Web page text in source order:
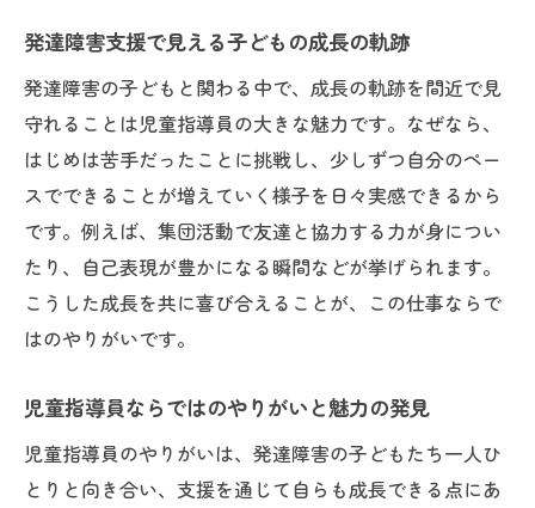
発達障害支援で見える子どもの成長の軌跡
発達障害の子どもと関わる中で、成長の軌跡を間近で見
守れることは児童指導員の大きな魅力です。なぜなら、
はじめは苦手だったことに挑戦し、少しずつ自分のペー
スでできることが増えていく様子を日々実感できるから
です。例えば、集団活動で友達と協力する力が身につい
たり、自己表現が豊かになる瞬間などが挙げられます。
こうした成長を共に喜び合えることが、この仕事ならで
はのやりがいです。
児童指導員ならではのやりがいと魅力の発見
児童指導員のやりがいは、発達障害の子どもたち一人ひ
とりと向き合い、支援を通じて自らも成長できる点にあ